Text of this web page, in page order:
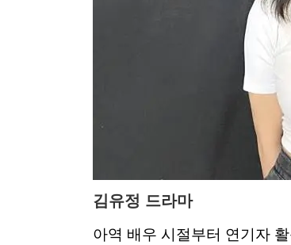
김유정 드라마
아역 배우 시절부터 연기자